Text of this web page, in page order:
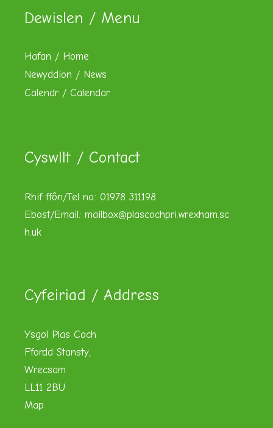
Dewislen / Menu
Hafan / Home
Newyddion / News
Calendr / Calendar
Cyswllt / Contact
Rhif ffôn/Tel no: 01978 311198
Ebost/Email: mailbox@plascochpri.wrexham.sc
h.uk
Cyfeiriad / Address
Ysgol Plas Coch
Ffordd Stansty,
Wrecsam
LL11 2BU
Map